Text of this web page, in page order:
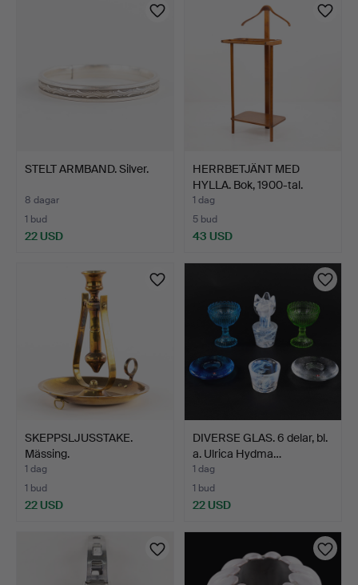
STELT ARMBAND. Silver.
8 dagar
1 bud
22 USD
HERRBETJÄNT MED
HYLLA. Bok, 1900-tal.
1 dag
5 bud
43 USD
SKEPPSLJUSSTAKE.
Mässing.
1 dag
1 bud
22 USD
DIVERSE GLAS. 6 delar, bl.
a. Ulrica Hydma…
1 dag
1 bud
22 USD